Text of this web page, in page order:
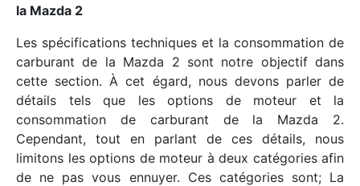
la Mazda 2
Les spécifications techniques et la consommation de
carburant de la Mazda 2 sont notre objectif dans
cette section. À cet égard, nous devons parler de
détails tels que les options de moteur et la
consommation de carburant de la Mazda 2.
Cependant, tout en parlant de ces détails, nous
limitons les options de moteur à deux catégories afin
de ne pas vous ennuyer. Ces catégories sont; La